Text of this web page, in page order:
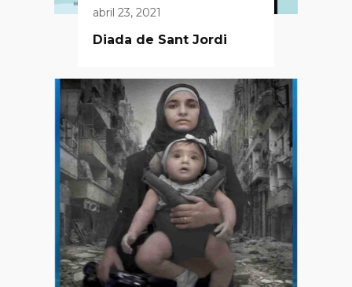
abril 23, 2021
Diada de Sant Jordi